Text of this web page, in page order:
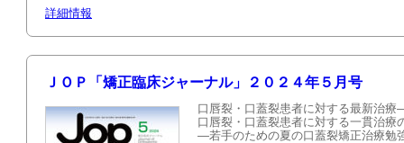
詳細情報
ＪＯＰ「矯正臨床ジャーナル」２０２４年５月号
口唇裂・口蓋裂患者に対する最新治療
口唇裂・口蓋裂患者に対する一貫治療
―若手のための夏の口蓋裂矯正治療勉